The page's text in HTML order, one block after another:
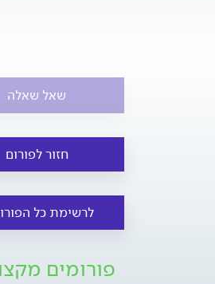
שאל שאלה
חזור לפורום
לרשימת כל
פורומים